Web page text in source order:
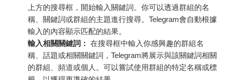
上方的搜尋框，開始輸入關鍵詞。你可以透過群組的名
稱、關鍵詞或群組的主題進行搜尋。Telegram會自動根據
輸入的內容顯示匹配的結果。
輸入相關關鍵詞： 在搜尋框中輸入你感興趣的群組名
稱、話題或相關關鍵詞，Telegram將展示與該關鍵詞相關
的群組、頻道或個人。可以嘗試使用群組的特定名稱或標